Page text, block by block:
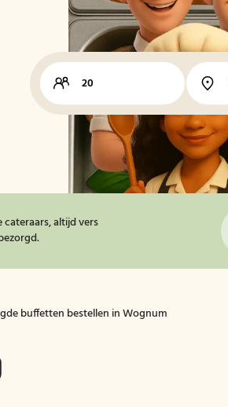
cateraars, altijd vers
buffetten bestellen in Wognum